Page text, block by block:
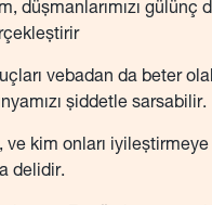
düşmanlarımızı gülünç
vebadan da beter
şiddetle sarsabilir.
ve kim onları iyileştirmeye
delidir.